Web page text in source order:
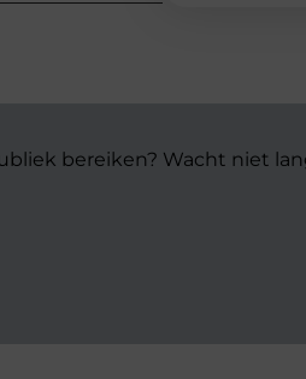
bereiken? Wacht niet